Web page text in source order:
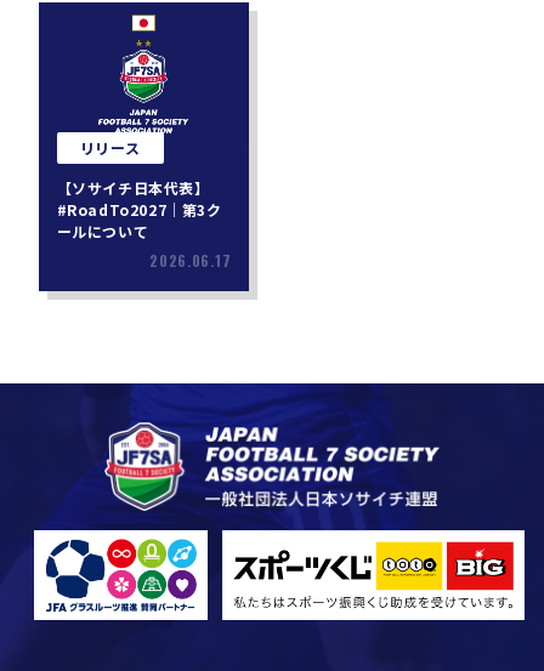
リリース
【ソサイチ日本代表】
#RoadTo2027｜第3ク
ールについて
2026.06.17